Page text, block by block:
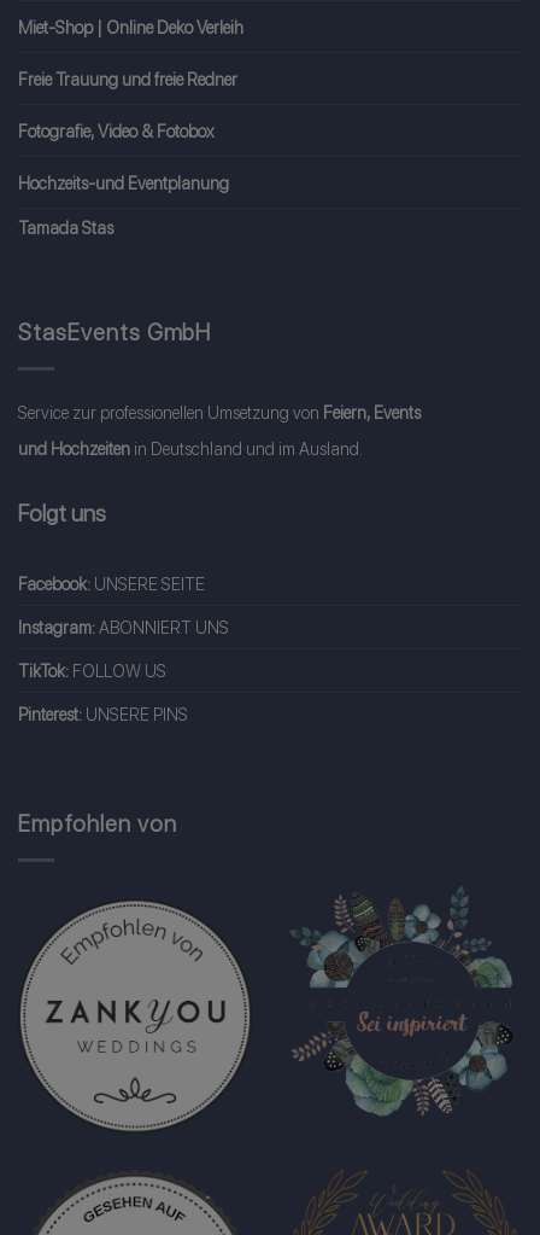
Miet-Shop | Online Deko Verleih
Freie Trauung und freie Redner
Fotografie, Video & Fotobox
Hochzeits-und Eventplanung
Tamada Stas
StasEvents GmbH
Service zur professionellen Umsetzung von Feiern, Events
und Hochzeiten in Deutschland und im Ausland.
Folgt uns
Facebook: UNSERE SEITE
Instagram:ABONNIERT UNS
TikTok: FOLLOW US
Pinterest: UNSERE PINS
Empfohlen von